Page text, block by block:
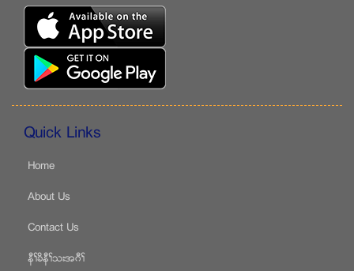
Quick Links
Home
About Us
Contact Us
နီႈခိနီႈသးအဂီႈ